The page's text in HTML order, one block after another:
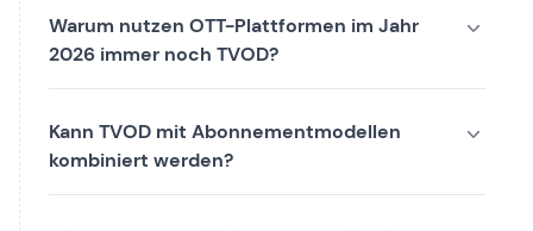
Warum nutzen OTT-Plattformen im Jahr
2026 immer noch TVOD?
Kann TVOD mit Abonnementmodellen
kombiniert werden?